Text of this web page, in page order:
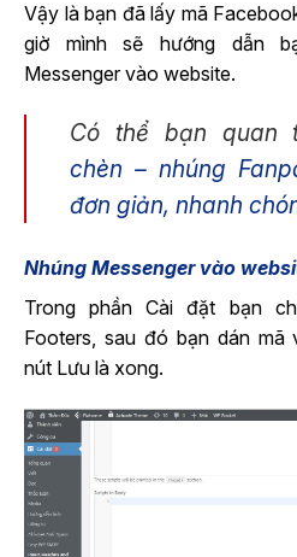
Vậy là bạn đã lấy mã
giờ mình sẽ hướng dẫn
Messenger vào website.
Có thể bạn quan
chèn – nhúng
đơn giản, nhanh
Nhúng Messenger vào
Trong phần Cài đặt bạn
Footers, sau đó bạn dán mã
nút Lưu là xong.